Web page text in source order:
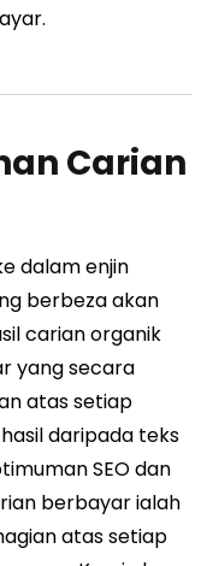
Carian
dalam enjin
berbeza akan
carian organik
yang secara
atas setiap
daripada teks
SEO dan
berbayar ialah
atas setiap